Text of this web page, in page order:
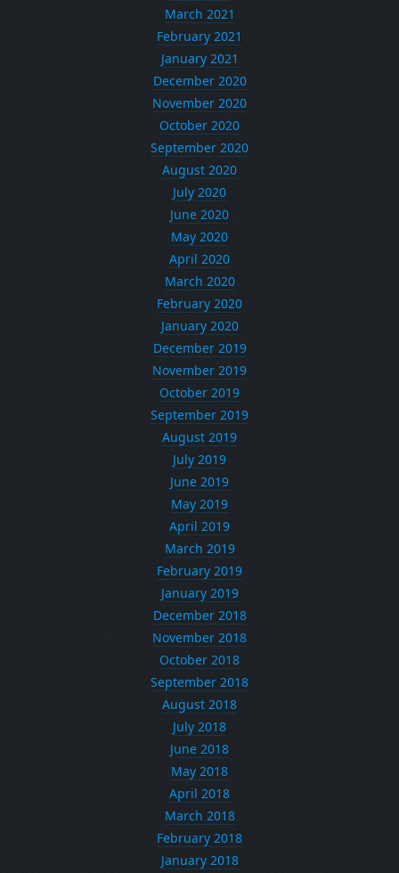
March 2021
February 2021
January 2021
December 2020
November 2020
October 2020
September 2020
August 2020
July 2020
June 2020
May 2020
April 2020
March 2020
February 2020
January 2020
December 2019
November 2019
October 2019
September 2019
August 2019
July 2019
June 2019
May 2019
April 2019
March 2019
February 2019
January 2019
December 2018
November 2018
October 2018
September 2018
August 2018
July 2018
June 2018
May 2018
April 2018
March 2018
February 2018
January 2018